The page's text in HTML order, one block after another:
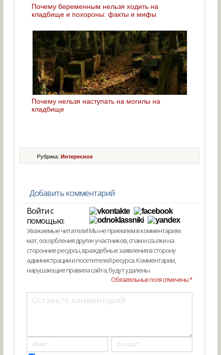
Почему беременным нельзя ходить на
кладбище и похороны: факты и мифы
Почему нельзя наступать на могилы на
кладбище
Рубрика:Интересное
Добавить комментарий
Войти с
помощью:
Уважаемые читатели! Мы не приемлем в комментариях
мат, оскорбления других участников, спам и ссылки на
сторонние ресурсы, враждебные заявления в сторону
администрации и посетителей ресурса. Комментарии,
нарушающие правила сайта, будут удалены.
Обязательные поля отмечены *